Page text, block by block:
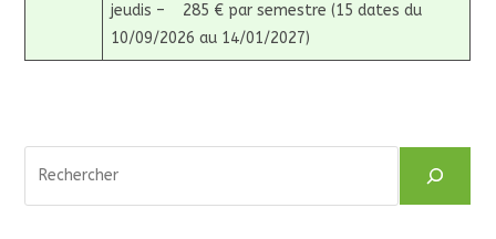
jeudis – 285 € par semestre (15 dates du
10/09/2026 au 14/01/2027)